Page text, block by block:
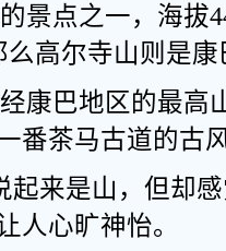
景点之一，海拔
么高尔寺山则是
康巴地区的最高
番茶马古道的古
起来是山，但却
人心旷神怡。